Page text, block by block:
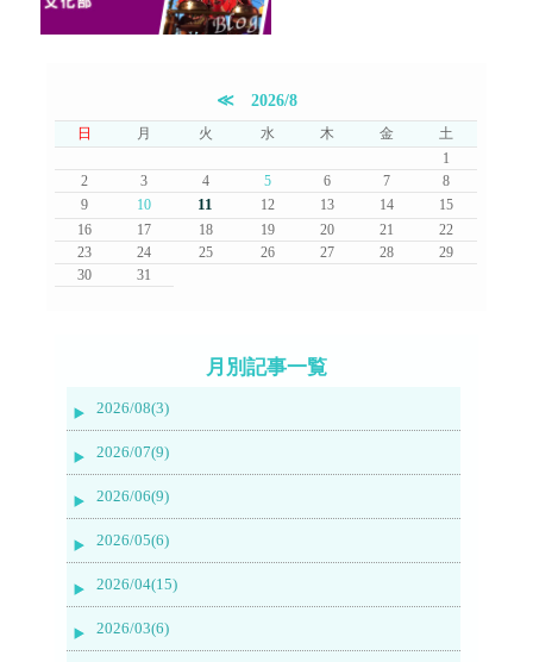
≪ 2026/8
日 月 火 水 木 金
土
1
2
3 4 5 6 7
8
9
10 11 12 13 14
15
16
17 18 19 20 21
22
23
24 25 26 27 28
29
30
31
月別記事一覧
2026/08(3)
2026/07(9)
2026/06(9)
2026/05(6)
2026/04(15)
2026/03(6)